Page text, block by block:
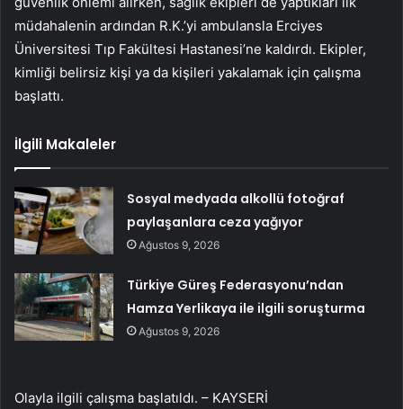
müdahalenin ardından R.K.’yi ambulansla Erciyes
Üniversitesi Tıp Fakültesi Hastanesi’ne kaldırdı. Ekipler,
kimliği belirsiz kişi ya da kişileri yakalamak için çalışma
başlattı.
İlgili Makaleler
Sosyal medyada alkollü fotoğraf
paylaşanlara ceza yağıyor
Ağustos 9, 2026
Türkiye Güreş Federasyonu’ndan
Hamza Yerlikaya ile ilgili soruşturma
Ağustos 9, 2026
Olayla ilgili çalışma başlatıldı. – KAYSERİ